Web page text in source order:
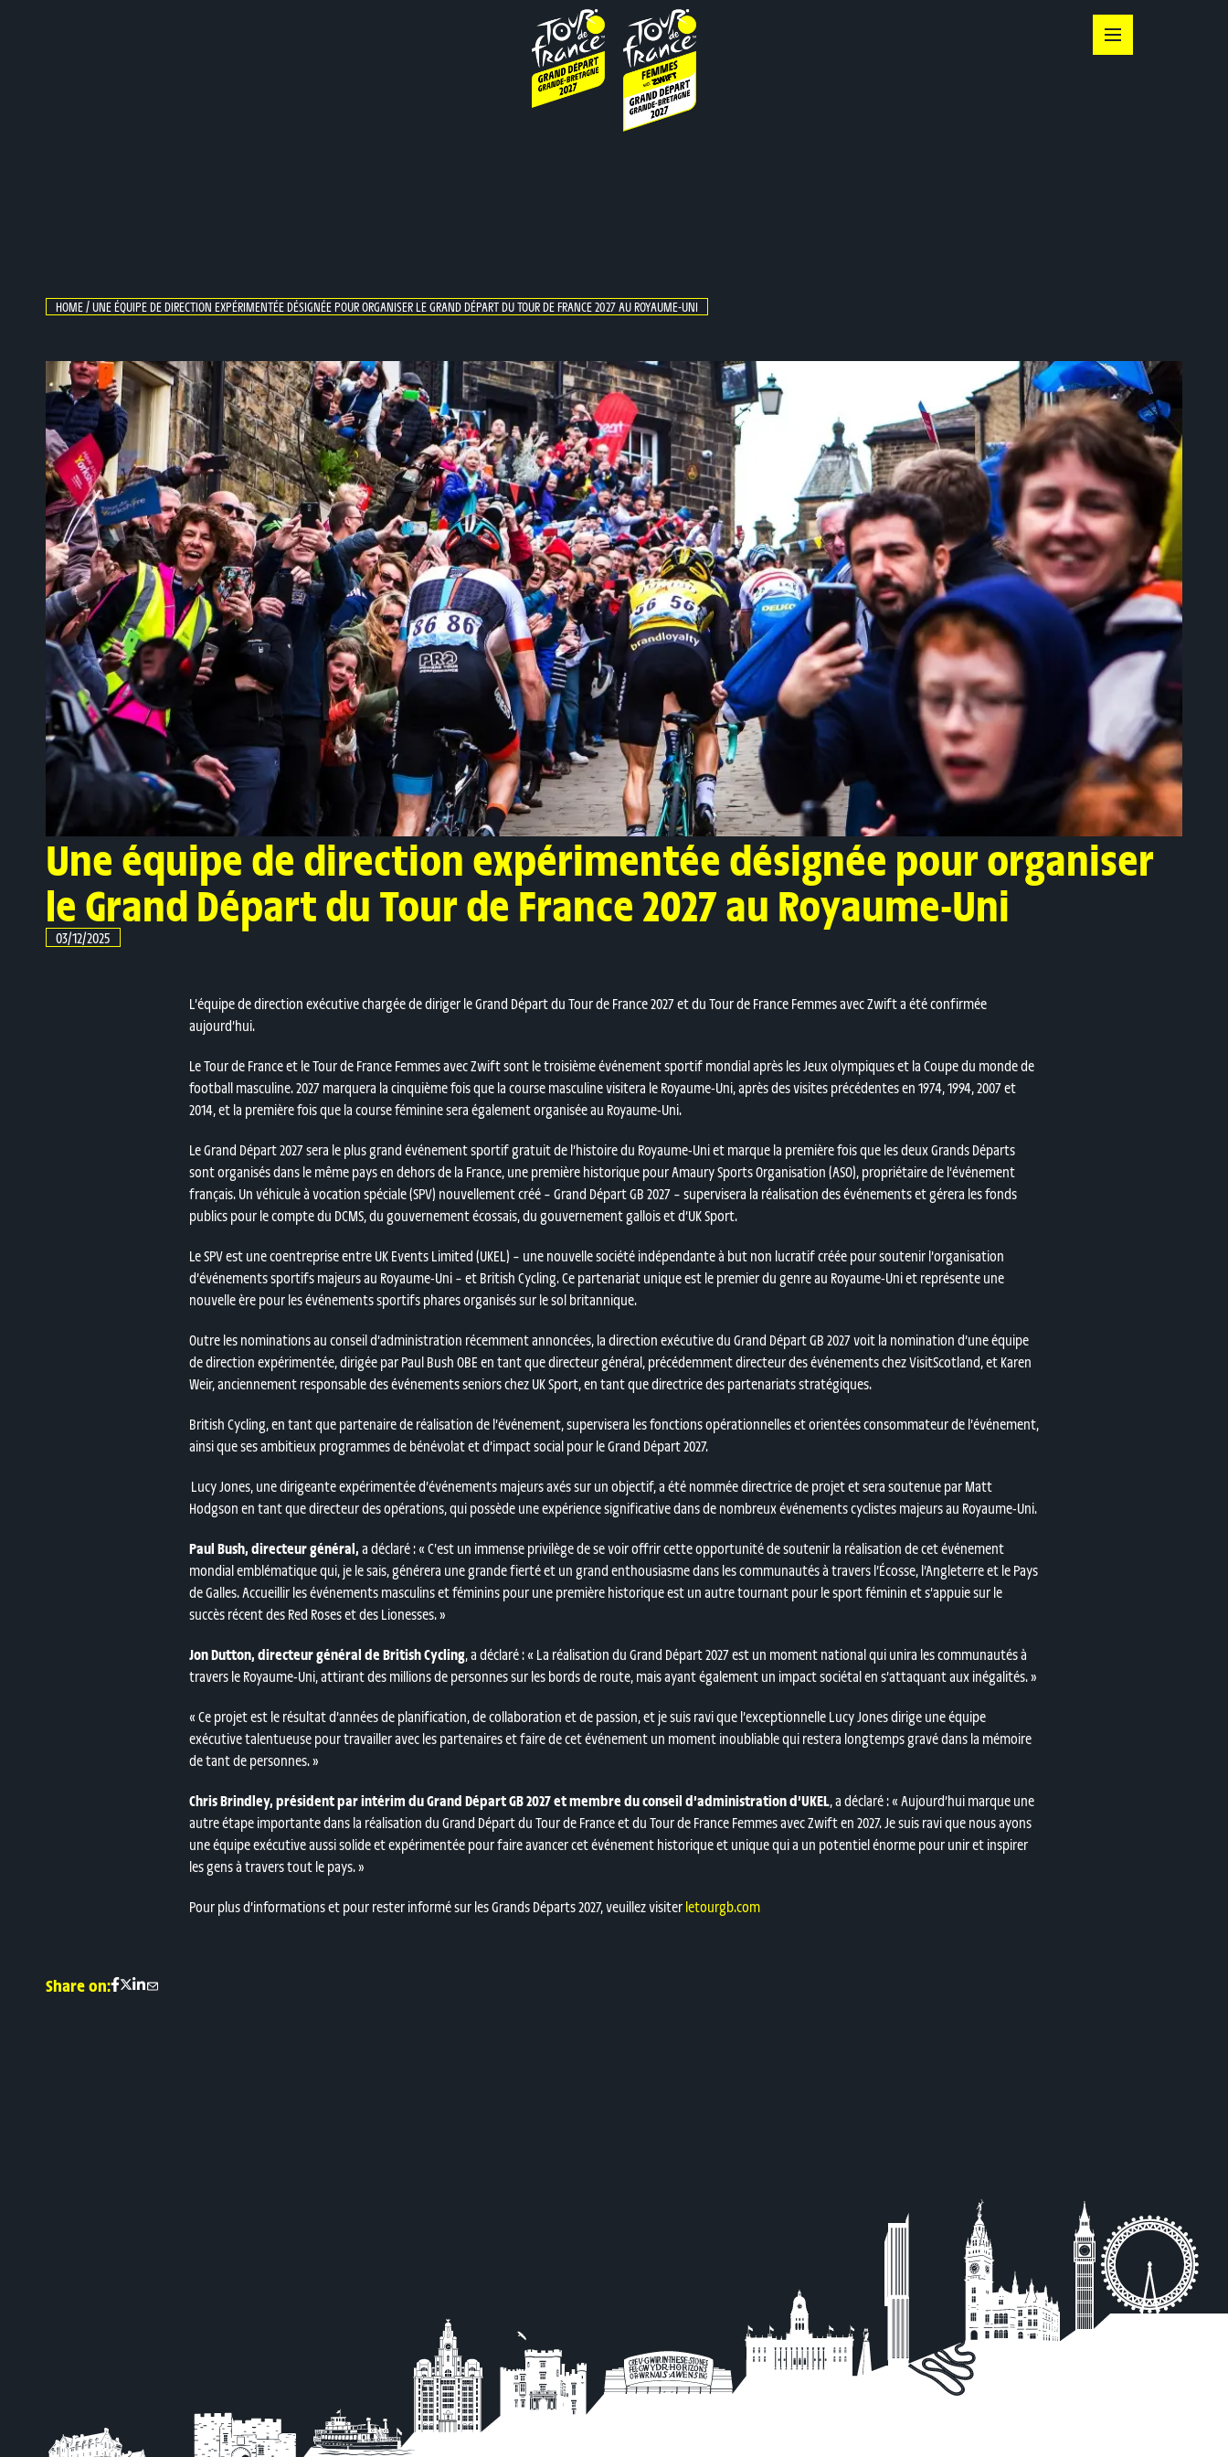
HOME/UNE ÉQUIPE DE DIRECTION EXPÉRIMENTÉE DÉSIGNÉE POUR ORGANISER LE GRAND DÉPART DU TOUR DE FRANCE 2027 AU ROYAUME-UNI
Une équipe de direction expérimentée désignée pour organiser
le Grand Départ du Tour de France 2027 au Royaume-Uni
03/12/2025
L’équipe de direction exécutive chargée de diriger le Grand Départ du Tour de France 2027 et du Tour de France Femmes avec Zwift a été confirmée
aujourd’hui.
Le Tour de France et le Tour de France Femmes avec Zwift sont le troisième événement sportif mondial après les Jeux olympiques et la Coupe du monde de
football masculine. 2027 marquera la cinquième fois que la course masculine visitera le Royaume-Uni, après des visites précédentes en 1974, 1994, 2007 et
2014, et la première fois que la course féminine sera également organisée au Royaume-Uni.
Le Grand Départ 2027 sera le plus grand événement sportif gratuit de l’histoire du Royaume-Uni et marque la première fois que les deux Grands Départs
sont organisés dans le même pays en dehors de la France, une première historique pour Amaury Sports Organisation (ASO), propriétaire de l’événement
français. Un véhicule à vocation spéciale (SPV) nouvellement créé – Grand Départ GB 2027 – supervisera la réalisation des événements et gérera les fonds
publics pour le compte du DCMS, du gouvernement écossais, du gouvernement gallois et d’UK Sport.
Le SPV est une coentreprise entre UK Events Limited (UKEL) – une nouvelle société indépendante à but non lucratif créée pour soutenir l’organisation
d’événements sportifs majeurs au Royaume-Uni – et British Cycling. Ce partenariat unique est le premier du genre au Royaume-Uni et représente une
nouvelle ère pour les événements sportifs phares organisés sur le sol britannique.
Outre les nominations au conseil d’administration récemment annoncées, la direction exécutive du Grand Départ GB 2027 voit la nomination d’une équipe
de direction expérimentée, dirigée par Paul Bush OBE en tant que directeur général, précédemment directeur des événements chez VisitScotland, et Karen
Weir, anciennement responsable des événements seniors chez UK Sport, en tant que directrice des partenariats stratégiques.
British Cycling, en tant que partenaire de réalisation de l’événement, supervisera les fonctions opérationnelles et orientées consommateur de l’événement,
ainsi que ses ambitieux programmes de bénévolat et d’impact social pour le Grand Départ 2027.
Lucy Jones, une dirigeante expérimentée d’événements majeurs axés sur un objectif, a été nommée directrice de projet et sera soutenue par Matt
Hodgson en tant que directeur des opérations, qui possède une expérience significative dans de nombreux événements cyclistes majeurs au Royaume-Uni.
Paul Bush, directeur général, a déclaré :« C’est un immense privilège de se voir offrir cette opportunité de soutenir la réalisation de cet événement
mondial emblématique qui, je le sais, générera une grande fierté et un grand enthousiasme dans les communautés à travers l’Écosse, l’Angleterre et le Pays
de Galles. Accueillir les événements masculins et féminins pour une première historique est un autre tournant pour le sport féminin et s’appuie sur le
succès récent des Red Roses et des Lionesses. »
Jon Dutton, directeur général de British Cycling, a déclaré :« La réalisation du Grand Départ 2027 est un moment national qui unira les communautés à
travers le Royaume-Uni, attirant des millions de personnes sur les bords de route, mais ayant également un impact sociétal en s’attaquant aux inégalités. »
« Ce projet est le résultat d’années de planification, de collaboration et de passion, et je suis ravi que l’exceptionnelle Lucy Jones dirige une équipe
exécutive talentueuse pour travailler avec les partenaires et faire de cet événement un moment inoubliable qui restera longtemps gravé dans la mémoire
de tant de personnes. »
Chris Brindley, président par intérim du Grand Départ GB 2027 et membre du conseil d’administration d’UKEL, a déclaré :« Aujourd’hui marque une
autre étape importante dans la réalisation du Grand Départ du Tour de France et du Tour de France Femmes avec Zwift en 2027. Je suis ravi que nous ayons
une équipe exécutive aussi solide et expérimentée pour faire avancer cet événement historique et unique qui a un potentiel énorme pour unir et inspirer
les gens à travers tout le pays. »
Pour plus d’informations et pour rester informé sur les Grands Départs 2027, veuillez visiter letourgb.com
Share on: